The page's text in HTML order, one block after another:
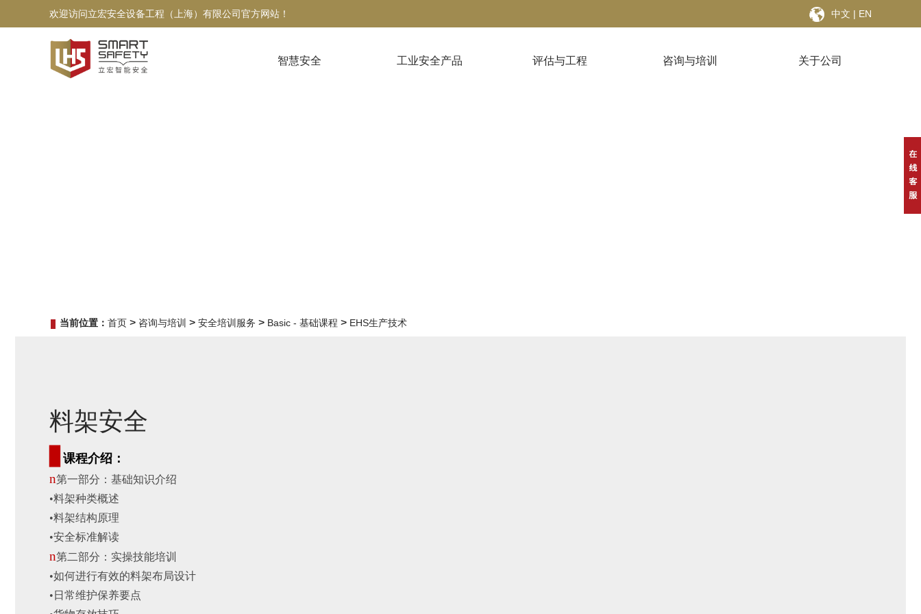
欢迎访问立宏安全设备工程（上海）有限公司官方网站！ 中文 | EN
智慧安全 工业安全产品 评估与工程 咨询与培训 关于公司
当前位置： 首页 > 咨询与培训 > 安全培训服务 > Basic - 基础课程 > EHS生产技术
料架安全
课程介绍：
n第一部分：基础知识介绍
•料架种类概述
•料架结构原理
•安全标准解读
n第二部分：实操技能培训
•如何进行有效的料架布局设计
• 日常维护保养要点